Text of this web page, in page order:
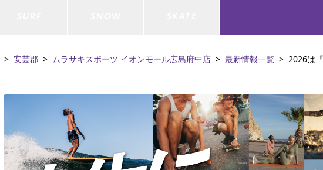
アウター/ジャケット トップス
シューズ バッグ
サーフボード ウェットスーツ
サーフボードメンテナンスグッズ キッズサーフィン
スノーボード板 バインディング
スノーボードセット スノーボードウェア
スケートボード キッズスケートボード
スケートボードグッズ
スケートボードメンテナンスグッ
安芸郡 ムラサキスポーツ イオンモール広島府中店 最新情報一覧 2026は